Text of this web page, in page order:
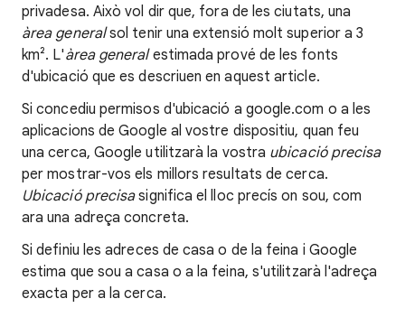
privadesa. Això vol dir que, fora de les ciutats, una
àrea generalsol tenir una extensió molt superior a 3
km². L'àrea generalestimada prové de les fonts
d'ubicació que es descriuen en aquest article.
Si concediu permisos d'ubicació a google.com o a les
aplicacions de Google al vostre dispositiu, quan feu
una cerca, Google utilitzarà la vostra ubicació precisa
per mostrar-vos els millors resultats de cerca.
Ubicació precisasignifica el lloc precís on sou, com
ara una adreça concreta.
Si definiu les adreces de casa o de la feina i Google
estima que sou a casa o a la feina, s'utilitzarà l'adreça
exacta per a la cerca.